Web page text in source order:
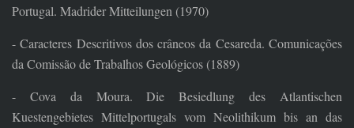
Portugal. Madrider Mitteilungen (1970)
- Caracteres Descritivos dos crâneos da Cesareda. Comunicações
da Comissão de Trabalhos Geológicos (1889)
- Cova da Moura. Die Besiedlung des Atlantischen
Kuestengebietes Mittelportugals vom Neolithikum bis an das